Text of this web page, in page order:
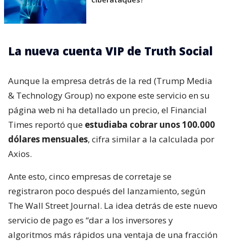
La nueva cuenta VIP de Truth Social
Aunque la empresa detrás de la red (Trump Media
& Technology Group) no expone este servicio en su
página web ni ha detallado un precio, el Financial
Times reportó que estudiaba cobrar unos 100.000
dólares mensuales, cifra similar a la calculada por
Axios.
Ante esto, cinco empresas de corretaje se
registraron poco después del lanzamiento, según
The Wall Street Journal. La idea detrás de este nuevo
servicio de pago es “dar a los inversores y
algoritmos más rápidos una ventaja de una fracción